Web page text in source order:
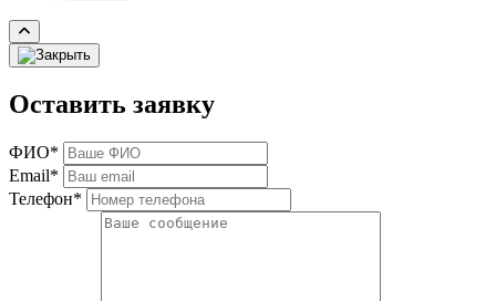
Оставить заявку
ФИО*
Email*
Телефон*